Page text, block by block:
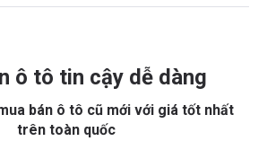
ô tô tin cậy dễ dàng
bán ô tô cũ mới với giá tốt nhất
trên toàn quốc